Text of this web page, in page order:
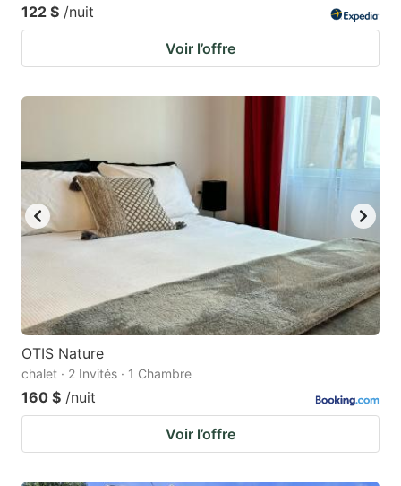
122 $ /nuit
Voir l’offre
OTIS Nature
chalet · 2 Invités · 1 Chambre
160 $ /nuit
Voir l’offre